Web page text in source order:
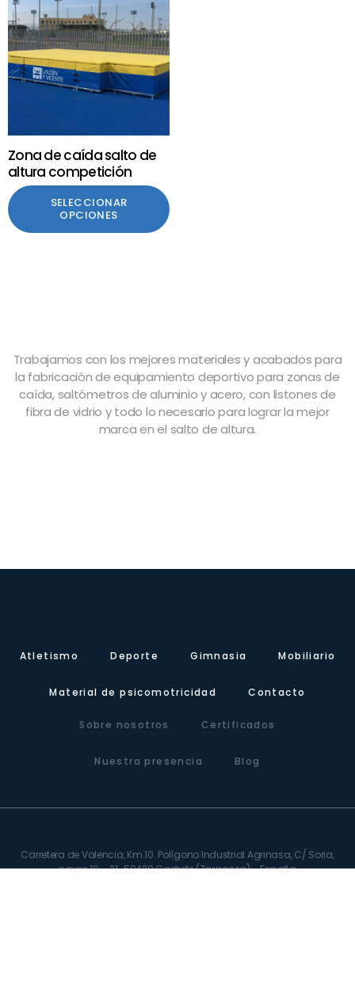
Zona de caída salto de
altura competición
SELECCIONAR
OPCIONES
Trabajamos con los mejores materiales y acabados para
la fabricación de equipamiento deportivo para zonas de
caída, saltómetros de aluminio y acero, con listones de
fibra de vidrio y todo lo necesario para lograr la mejor
marca en el salto de altura.
Atletismo Deporte Gimnasia Mobiliario
Material de psicomotricidad Contacto
Sobre nosotros Certificados
Nuestra presencia Blog
Carretera de Valencia, Km.10. Polígono Industrial Agrinasa, C/ Soria,
naves 19 – 21 · 50420 Cadrete (Zaragoza) – España